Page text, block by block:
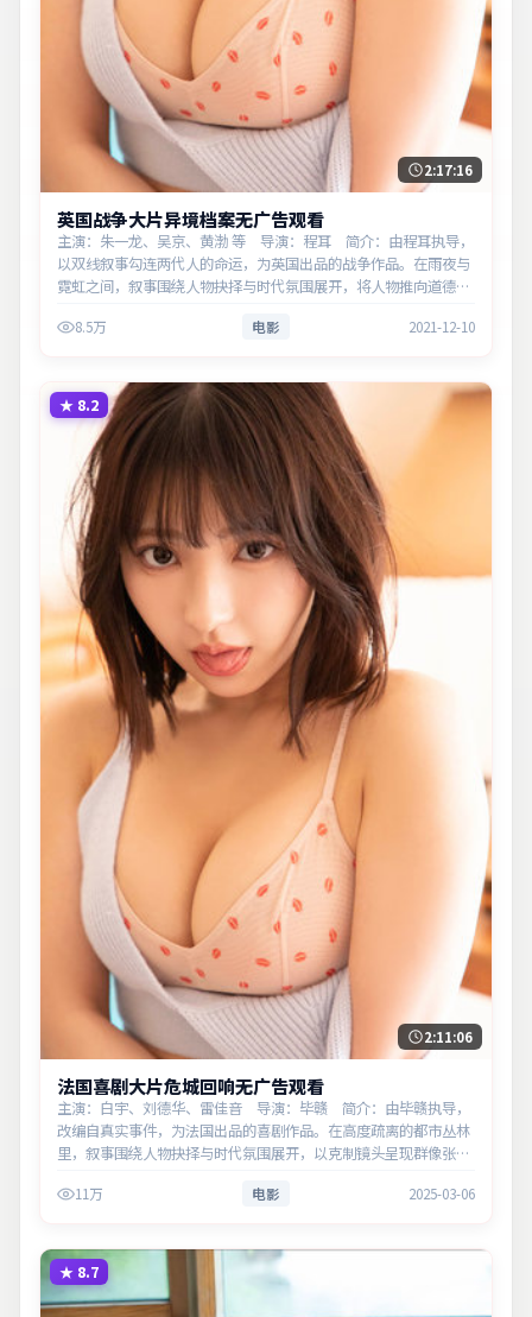
2:17:16
英国战争大片异境档案无广告观看
主演：朱一龙、吴京、黄渤 等 导演：程耳 简介：由程耳执导，
以双线叙事勾连两代人的命运，为英国出品的战争作品。在雨夜与
霓虹之间，叙事围绕人物抉择与时代氛围展开，将人物推向道德与
义。8.5万 电影 2021-12-10
★ 8.2
2:11:06
法国喜剧大片危城回响无广告观看
主演：白宇、刘德华、雷佳音 导演：毕赣 简介：由毕赣执导，
改编自真实事件，为法国出品的喜剧作品。在高度疏离的都市丛林
里，叙事围绕人物抉择与时代氛围展开，以克制镜头呈现群像张
11万 电影 2025-03-06
★ 8.7